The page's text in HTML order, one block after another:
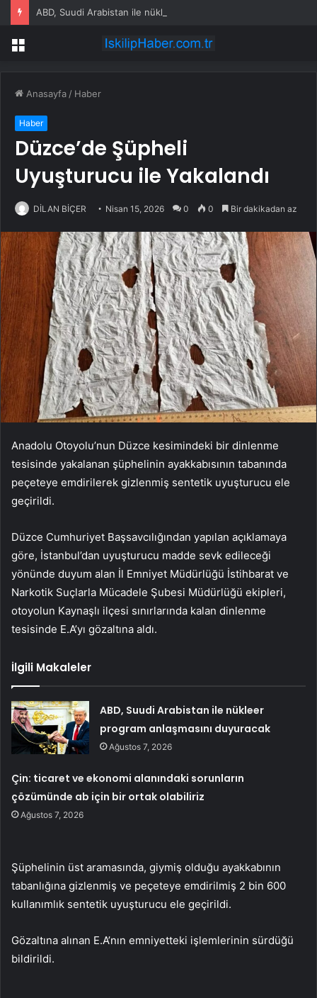
Menü
Anasayfa / Haber
Haber
Düzce’de Şüpheli
Uyuşturucu ile Yakalandı
DİLAN BİÇER Nisan 15, 2026 0 0 Bir dakikadan az
Anadolu Otoyolu’nun Düzce kesimindeki bir dinlenme
tesisinde yakalanan şüphelinin ayakkabısının tabanında
peçeteye emdirilerek gizlenmiş sentetik uyuşturucu ele
geçirildi.
Düzce Cumhuriyet Başsavcılığından yapılan açıklamaya
göre, İstanbul’dan uyuşturucu madde sevk edileceği
yönünde duyum alan İl Emniyet Müdürlüğü İstihbarat ve
Narkotik Suçlarla Mücadele Şubesi Müdürlüğü ekipleri,
otoyolun Kaynaşlı ilçesi sınırlarında kalan dinlenme
tesisinde E.A’yı gözaltına aldı.
İlgili Makaleler
ABD, Suudi Arabistan ile nükleer
program anlaşmasını duyuracak
Ağustos 7, 2026
Çin: ticaret ve ekonomi alanındaki sorunların
çözümünde ab için bir ortak olabiliriz
Ağustos 7, 2026
Şüphelinin üst aramasında, giymiş olduğu ayakkabının
tabanlığına gizlenmiş ve peçeteye emdirilmiş 2 bin 600
kullanımlık sentetik uyuşturucu ele geçirildi.
Gözaltına alınan E.A’nın emniyetteki işlemlerinin sürdüğü
bildirildi.